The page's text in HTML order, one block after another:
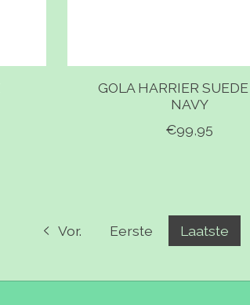
GOLA HARRIER
NAVY
€99,95
Vor. Eerste Laatste